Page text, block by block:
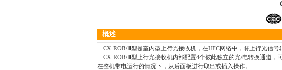
概述
CX-ROR/Ⅲ型是室内型上行光接收机，在HFC网络中，将上行光信号
CX-ROR/Ⅲ型上行光接收机内部配置4个彼此独立的光/电转换通道，
在整机带电运行的情况下，从后面板进行取出或插入操作。